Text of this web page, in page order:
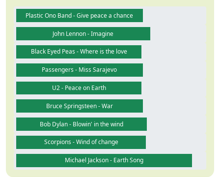
Plastic Ono Band - Give peace a chance
John Lennon - Imagine
Black Eyed Peas - Where is the love
Passengers - Miss Sarajevo
U2 - Peace on Earth
Bruce Springsteen - War
Bob Dylan - Blowin' in the wind
Scorpions - Wind of change
Michael Jackson - Earth Song